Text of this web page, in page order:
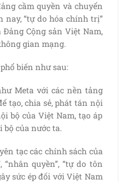
cầm quyền và chuyển
“tự do hóa chính trị”
Cộng sản Việt Nam,
gian mạng.
biến như sau:
Meta với các nền tảng
tạo, chia sẻ, phát tán nội
bộ của Việt Nam, tạo áp
của nước ta.
tạc các chính sách của
quyền”, “tự do tôn
sức ép đối với Việt Nam